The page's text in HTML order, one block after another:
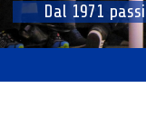
Dal 1971